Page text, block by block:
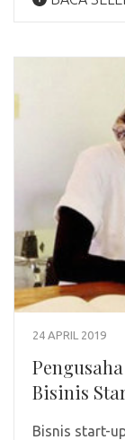
24 APRIL 2019
Bisinis
Bisnis start-